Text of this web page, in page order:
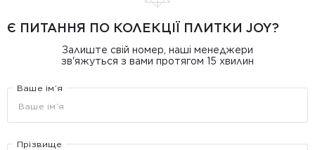
Є ПИТАННЯ ПО КОЛЕКЦІЇ ПЛИТКИ JOY?
Залиште свій номер, наші менеджери
зв'яжуться з вами протягом 15 хвилин
Ваше ім’я
Прізвище